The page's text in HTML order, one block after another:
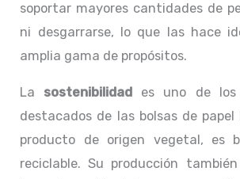
soportar mayores cantidades de
ni desgarrarse, lo que las hace
amplia gama de propósitos.
La sostenibilidad
es uno de los
destacados de las bolsas de
producto de origen vegetal, es
reciclable. Su producción